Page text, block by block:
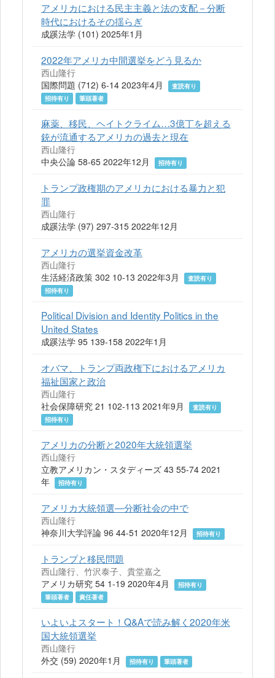
アメリカにおける民主主義と法の支配－分断
時代におけるその揺らぎ
成蹊法学 (101) 2025年1月
2022年アメリカ中間選挙をどう見るか
西山隆行
国際問題 (712) 6-14 2023年4月
査読有り
招待有り
筆頭著者
麻薬、移民、ヘイトクライム…3億丁を超える
銃が流通するアメリカの過去と現在
西山隆行
中央公論 58-65 2022年12月
招待有り
トランプ政権期のアメリカにおける暴力と犯
罪
西山隆行
成蹊法学 (97) 297-315 2022年12月
アメリカの選挙資金改革
西山隆行
生活経済政策 302 10-13 2022年3月
査読有り
招待有り
Political Division and Identity Politics in the
United States
成蹊法学 95 139-158 2022年1月
オバマ、トランプ両政権下におけるアメリカ
福祉国家と政治
西山隆行
社会保障研究 21 102-113 2021年9月
査読有り
招待有り
アメリカの分断と2020年大統領選挙
西山隆行
立教アメリカン・スタディーズ 43 55-74 2021
年
招待有り
アメリカ大統領選―分断社会の中で
西山隆行
神奈川大学評論 96 44-51 2020年12月
招待有り
トランプと移民問題
西山隆行、竹沢泰子、貴堂嘉之
アメリカ研究 54 1-19 2020年4月
招待有り
筆頭著者
責任著者
いよいよスタート！Q&Aで読み解く2020年米
国大統領選挙
西山隆行
外交 (59) 2020年1月
招待有り 筆頭著者